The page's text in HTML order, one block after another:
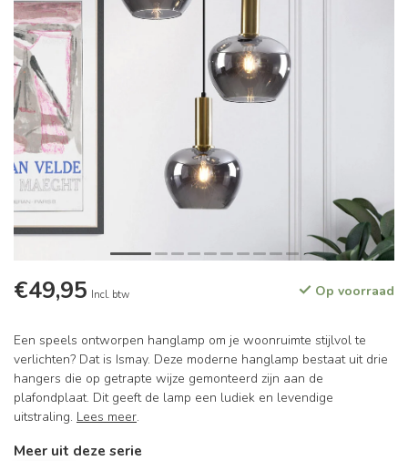
€49,95 Incl. btw Op voorraad
Een speels ontworpen hanglamp om je woonruimte stijlvol te
verlichten? Dat is Ismay. Deze moderne hanglamp bestaat uit drie
hangers die op getrapte wijze gemonteerd zijn aan de
plafondplaat. Dit geeft de lamp een ludiek en levendige
uitstraling. Lees meer.
Meer uit deze serie